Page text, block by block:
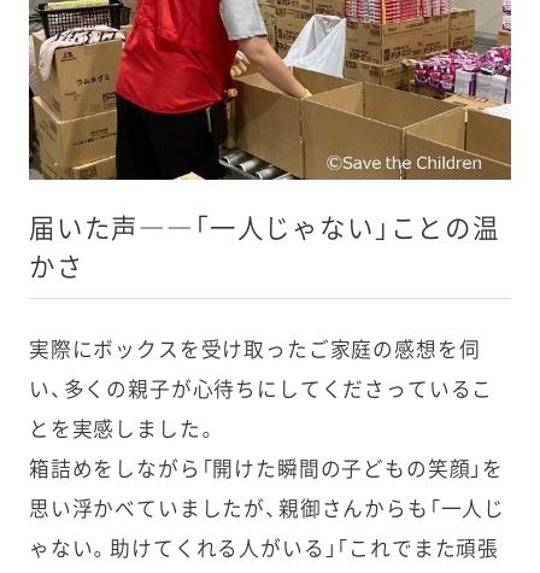
届いた声――「一人じゃない」ことの温
かさ
実際にボックスを受け取ったご家庭の感想を伺
い、多くの親子が心待ちにしてくださっているこ
とを実感しました。
箱詰めをしながら「開けた瞬間の子どもの笑顔」を
思い浮かべていましたが、親御さんからも「一人じ
ゃない。助けてくれる人がいる」「これでまた頑張